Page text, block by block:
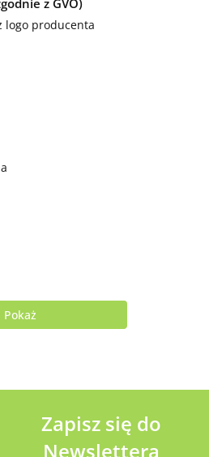
z GVO)
logo producenta
Pokaż
Zapisz się do
Newslettera